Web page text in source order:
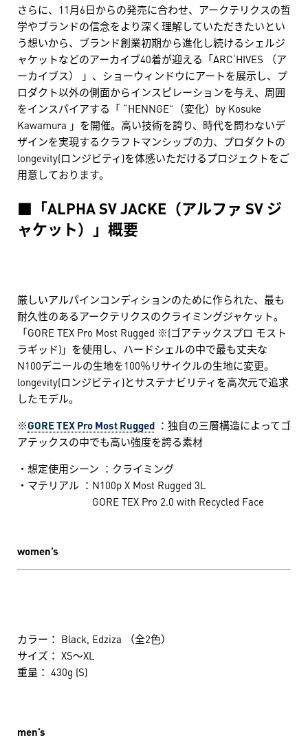
さらに、11月6日からの発売に合わせ、アークテリクスの哲
学やブランドの信念をより深く理解していただきたいとい
う想いから、ブランド創業初期から進化し続けるシェルジ
ャケットなどのアーカイブ40着が迎える「ARC‘HIVES （ア
ーカイブス） 」、ショーウィンドウにアートを展示し、プ
ロダクト以外の側面からインスピレーションを与え、周囲
をインスパイアする「 “HENNGE”（変化）by Kosuke
Kawamura 」を開催。高い技術を誇り、時代を問わないデ
ザインを実現するクラフトマンシップの力、プロダクトの
longevity(ロンジビティ)を体感いただけるプロジェクトをご
用意しております。
■「ALPHA SV JACKE（アルファ SV ジ
ャケット）」概要
厳しいアルパインコンディションのために作られた、最も
耐久性のあるアークテリクスのクライミングジャケット。
「GORE TEX Pro Most Rugged ※(ゴアテックスプロ モスト
ラギッド)」を使用し、ハードシェルの中で最も丈夫な
N100デニールの生地を100％リサイクルの生地に変更。
longevity(ロンジビティ)とサステナビリティを高次元で追求
したモデル。
※GORE TEX Pro Most Rugged ：独自の三層構造によってゴ
アテックスの中でも高い強度を誇る素材
・想定使用シーン ：クライミング
・マテリアル ：N100p X Most Rugged 3L
GORE TEX Pro 2.0 with Recycled Face
women’s
カラー： Black, Edziza （全2色）
サイズ： XS～XL
重量： 430g (S)
men’s